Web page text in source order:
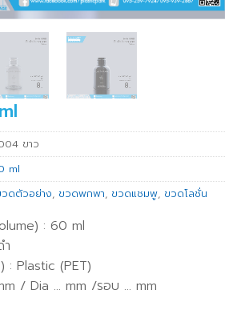
ขาว
ml
ดตัวอย่าง, ขวดพกพา, ขวดแชมพู, ขวดโลชั่น
: 60 ml
: Plastic (PET)
/ Dia … mm /รอบ … mm